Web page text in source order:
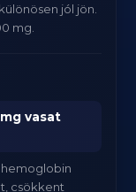
jól jön.
mg.
vasat
hemoglobin
csökkent